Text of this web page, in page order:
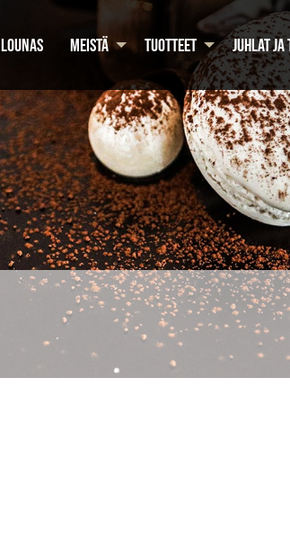
LOUNAS MEISTÄ TUOTTEET JUHLAT JA